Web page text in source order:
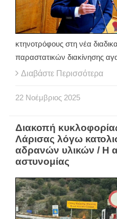
κτηνοτρόφους στη νέα
παραστατικών διακίνησης
Διαβάστε Περισσότερα
22 Νοέμβριος 2025
Διακοπή
Λάρισας λόγω
αδρανών υλικών / Η
αστυνομίας